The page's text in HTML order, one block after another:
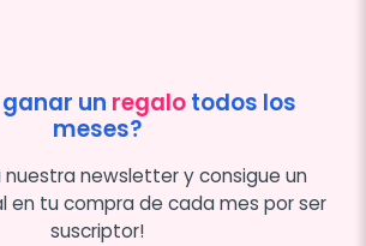
un regalotodos los
meses?
newsletter y consigue un
en tu compra de cada mes por ser
suscriptor!